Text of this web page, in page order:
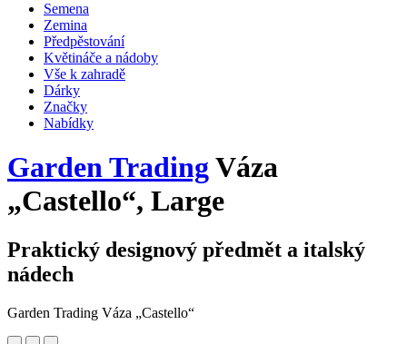
Semena
Zemina
Předpěstování
Květináče a nádoby
Vše k zahradě
Dárky
Značky
Nabídky
Garden TradingVáza
„Castello“, Large
Praktický designový předmět a italský
nádech
Garden Trading Váza „Castello“